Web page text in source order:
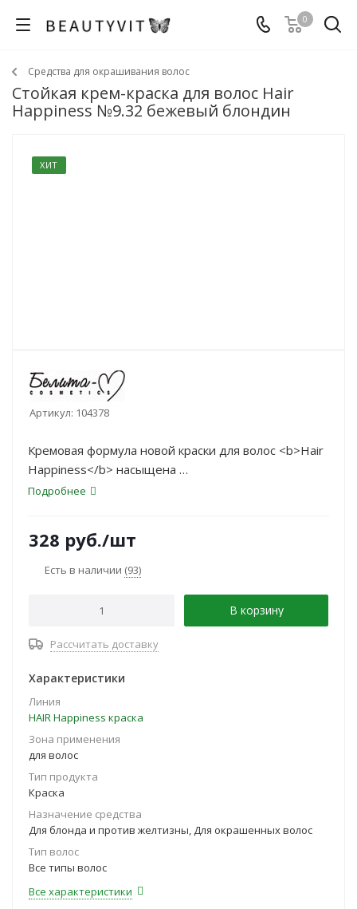
0
Средства для окрашивания волос
Стойкая крем-краска для волос Hair
Happiness №9.32 бежевый блондин
ХИТ
Артикул: 104378
Кремовая формула новой краски для волос <b>Hair
Happiness</b> насыщена
растительными протеинами, которые надежно
ланолин, позволяющий
сохранить упругость, гладкость и придать волосам
Подробнее
328 руб./шт
Есть в наличии (93)
В корзину
Рассчитать доставку
Характеристики
Линия
HAIR Happiness краска
Зона применения
для волос
Тип продукта
Краска
Назначение средства
Для блонда и против желтизны, Для окрашенных волос
Тип волос
Все типы волос
Все характеристики